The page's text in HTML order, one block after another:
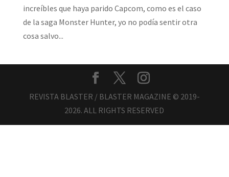
increíbles que haya parido Capcom, como es el caso
de la saga Monster Hunter, yo no podía sentir otra
cosa salvo...
REVISTA BLASTER / BLASTER MAGAZINE © 2019-
2026. ALL RIGHTS RESERVED